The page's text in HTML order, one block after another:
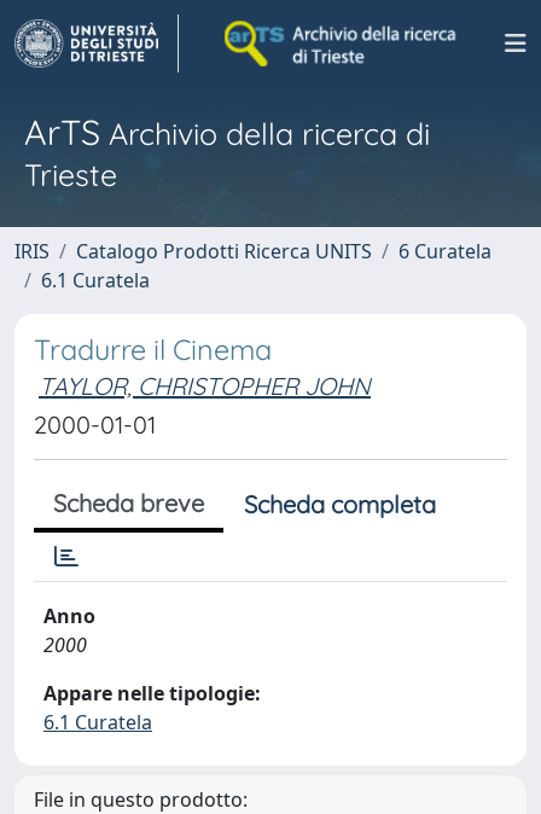
ArTS Archivio della ricerca di
Trieste
IRIS Catalogo Prodotti Ricerca UNITS
6 Curatela
6.1 Curatela
Tradurre il Cinema
TAYLOR, CHRISTOPHER JOHN
2000-01-01
Scheda breve Scheda completa
Anno
2000
Appare nelle tipologie:
6.1 Curatela
File in questo prodotto: